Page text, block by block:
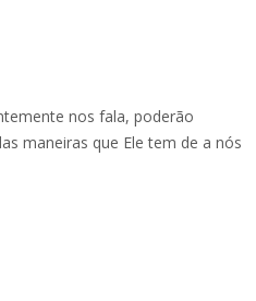
nos fala, poderão
maneiras que Ele tem de a nós